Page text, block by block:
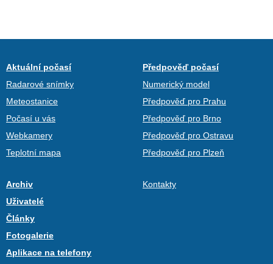
Aktuální počasí
Radarové snímky
Meteostanice
Počasí u vás
Webkamery
Teplotní mapa
Předpověď počasí
Numerický model
Předpověď pro Prahu
Předpověď pro Brno
Předpověď pro Ostravu
Předpověď pro Plzeň
Archiv
Uživatelé
Články
Fotogalerie
Aplikace na telefony
Kontakty